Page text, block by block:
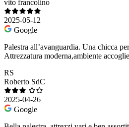
vito francolino
2025-05-12
Google
Palestra all’avanguardia. Una chicca
Attrezzatura moderna,ambiente
RS
Roberto SdC
2025-04-26
Google